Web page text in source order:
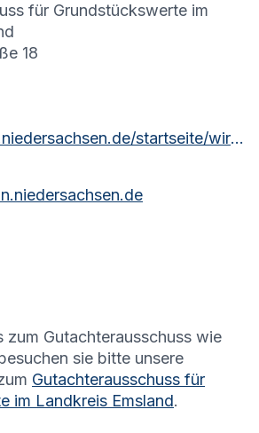
für Grundstückswerte im
18
https://www.lgln.niedersachsen.de/startseite/wir_uber_uns_amp_organisation/organisation_amp_kontakt/rd_osnabruck_meppen/geschaftsstelle_gutachterausschuss/geschaftsstelle-des-gutachterausschusses-osnabruck-meppen-103483.html
zum Gutachterausschuss wie
sie bitte unsere
Gutachterausschuss für
im Landkreis Emsland.